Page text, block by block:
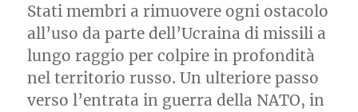
sulla
strada
di
Calderoli
Stati membri a rimuovere ogni ostacolo
all’uso da parte dell’Ucraina di missili a
lungo raggio per colpire in profondità
nel territorio russo. Un ulteriore passo
verso l’entrata in guerra della NATO, in